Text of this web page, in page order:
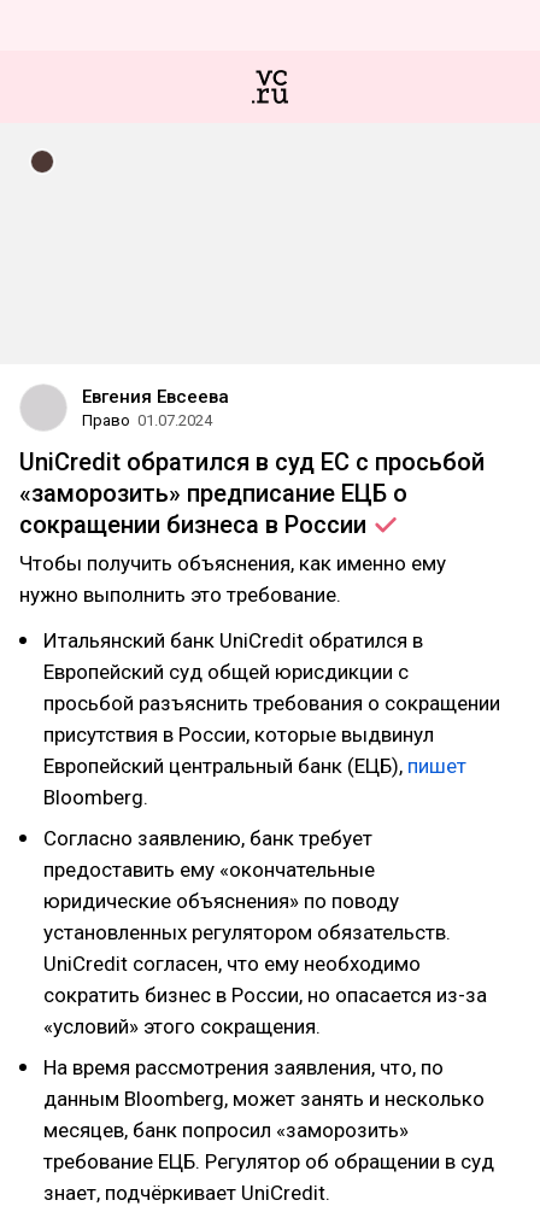
Евгения Евсеева
Право 01.07.2024
UniCredit обратился в суд ЕС с просьбой
«заморозить» предписание ЕЦБ о
сокращении бизнеса в России
Чтобы получить объяснения, как именно ему
нужно выполнить это требование.
Итальянский банк UniCredit обратился в
Европейский суд общей юрисдикции с
просьбой разъяснить требования о сокращении
присутствия в России, которые выдвинул
Европейский центральный банк (ЕЦБ), пишет
Bloomberg.
Согласно заявлению, банк требует
предоставить ему «окончательные
юридические объяснения» по поводу
установленных регулятором обязательств.
UniCredit согласен, что ему необходимо
сократить бизнес в России, но опасается из-за
«условий» этого сокращения.
На время рассмотрения заявления, что, по
данным Bloomberg, может занять и несколько
месяцев, банк попросил «заморозить»
требование ЕЦБ. Регулятор об обращении в суд
знает, подчёркивает UniCredit.